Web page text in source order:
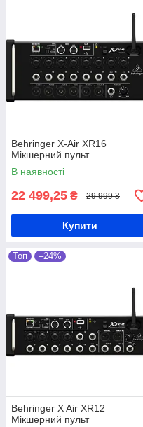
Behringer X-Air XR16
Мікшерний пульт
В наявності
22 499,25 ₴ 29 999 ₴
Купити
Топ –24%
Behringer X Air XR12
Мікшерний пульт